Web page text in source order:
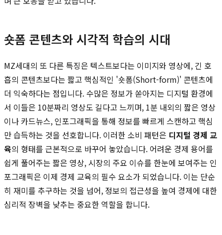
숏폼 콘텐츠와 시각적 학습의 시대
MZ세대의 또 다른 특징은 텍스트보다는 이미지와 영상에, 긴 호
흡의 콘텐츠보다는 짧고 핵심적인 '숏폼(Short-form)' 콘텐츠에
더 익숙하다는 점입니다. 수많은 정보가 쏟아지는 디지털 환경에
서 이들은 10분짜리 영상도 길다고 느끼며, 1분 내외의 짧은 영상
이나 카드뉴스, 인포그래픽을 통해 정보를 빠르게 스캔하고 핵심
만 습득하는 것을 선호합니다. 이러한 소비 패턴은 디지털 경제 교
육의 형태를 근본적으로 바꾸어 놓았습니다. 어려운 경제 용어를
쉽게 풀어주는 짧은 영상, 시장의 주요 이슈를 한눈에 보여주는 인
포그래픽은 이제 경제 교육의 필수 요소가 되었습니다. 이는 단순
히 재미를 추구하는 것을 넘어, 정보의 접근성을 높여 경제에 대한
심리적 장벽을 낮추는 중요한 역할을 합니다.